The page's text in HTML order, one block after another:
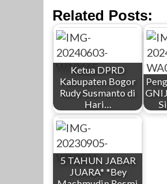
Related Posts:
Ketua DPRD
Kabupaten Bogor
Rudy Susmanto di
Hari…
5 TAHUN JABAR
JUARA* *Bey